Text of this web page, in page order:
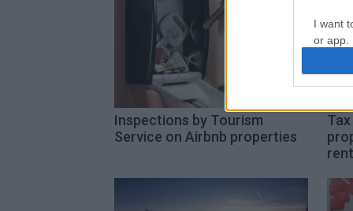
I want
or app.
I want
I want
Inspections by Tourism
Service on Airbnb properties